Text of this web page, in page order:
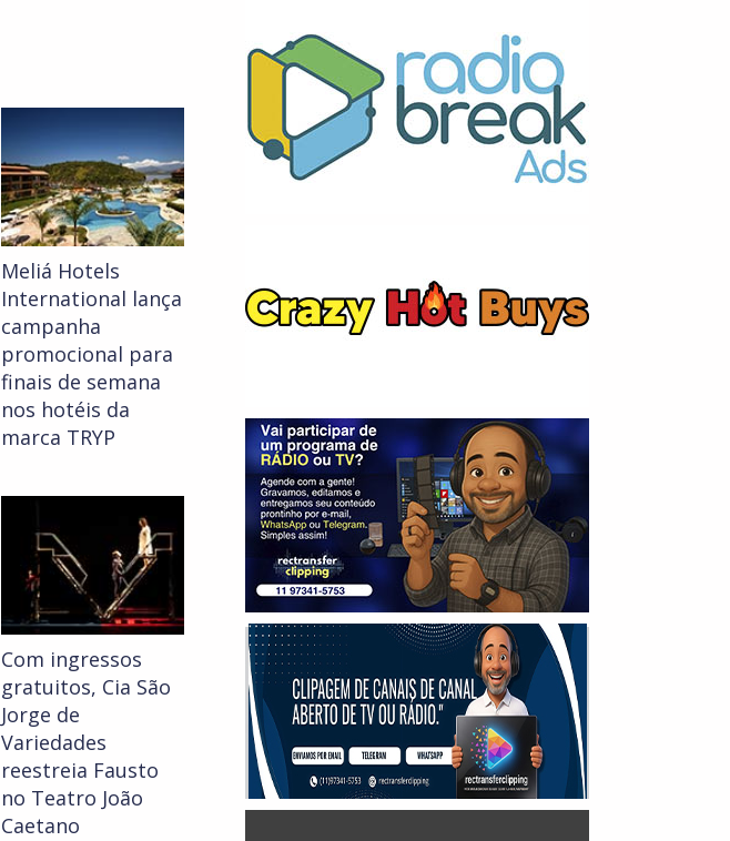
Meliá Hotels
International lança
campanha
promocional para
finais de semana
nos hotéis da
marca TRYP
Com ingressos
gratuitos, Cia São
Jorge de
Variedades
reestreia Fausto
no Teatro João
Caetano